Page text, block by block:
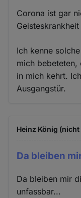
Corona ist gar
Ich kenne
mich bebeteten,
in mich kehrt.
Ausgangstür.
Heinz König
Da bleiben
Da bleiben mir
unfassbar...